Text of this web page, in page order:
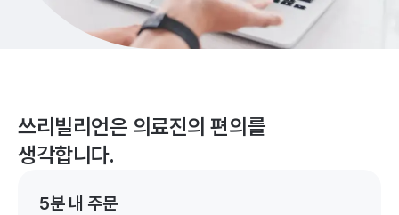
쓰리빌리언은 의료진의 편의를
생각합니다.
5분 내 주문